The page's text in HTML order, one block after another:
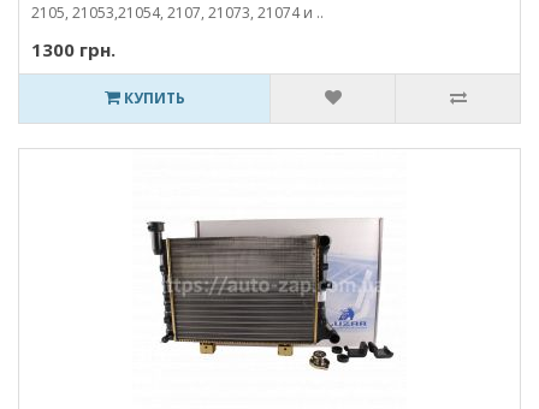
2105, 21053,21054, 2107, 21073, 21074 и ..
1300 грн.
КУПИТЬ